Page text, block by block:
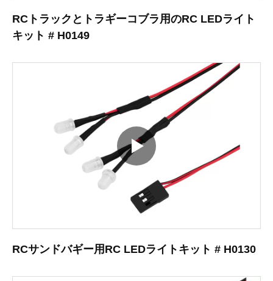
RCトラックとトラギーコブラ用のRC LEDライト
キット # H0149
RCサンドバギー用RC LEDライトキット # H0130